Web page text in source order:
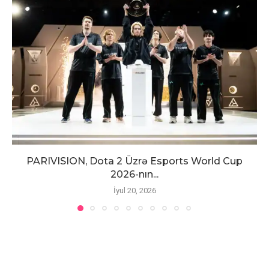
PARIVISION, Dota 2 Üzrə Esports World Cup
2026-nın...
İyul 20, 2026